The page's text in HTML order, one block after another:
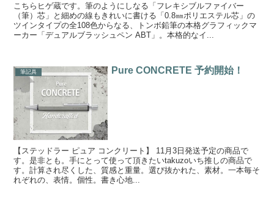
こちらヒゲ蔵です。筆のようにしなる「フレキシブルファイバー
（筆）芯」と細めの線もきれいに書ける「0.8㎜ポリエステル芯」の
ツインタイプの全108色からなる、トンボ鉛筆の本格グラフィックマ
ーカー「デュアルブラッシュペン ABT」。本格的なイ...
筆記具 Pure CONCRETE 予約開始！
【ステッドラー ピュア コンクリート】 11月3日発送予定の商品で
す。是非とも。手にとって使って頂きたいtakuzoいち推しの商品で
す。計算され尽くした、質感と重量。選び抜かれた、素材。一本毎そ
れぞれの、表情。個性。書き心地...